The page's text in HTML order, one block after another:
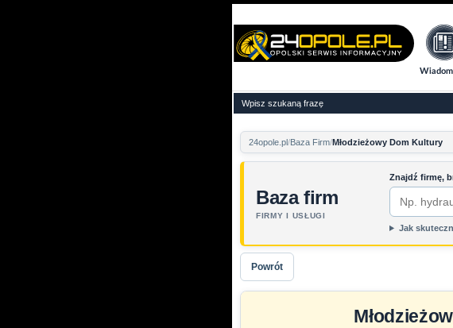
24opole.pl Baza Firm Młodzieżowy Dom Kultury
Baza firm
FIRMY I USŁUGI
Znajdź firmę,
Jak
Powrót